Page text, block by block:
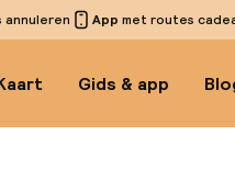
annuleren App met routes
Gids & app